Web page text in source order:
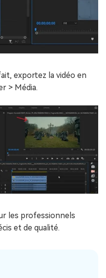
exportez la vidéo en
> Média.
les professionnels
et de qualité.